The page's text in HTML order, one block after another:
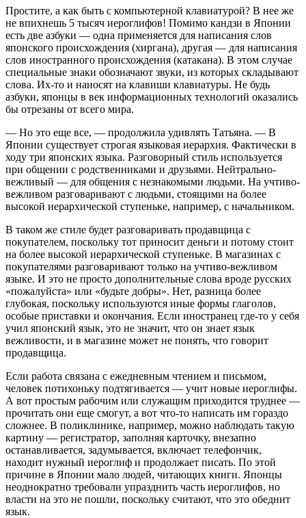
Простите, а как быть с компьютерной клавиатурой? В нее же
не впихнешь 5 тысяч иероглифов! Помимо кандзи в Японии
есть две азбуки — одна применяется для написания слов
японского происхождения (хиргана), другая — для написания
слов иностранного происхождения (катакана). В этом случае
специальные знаки обозначают звуки, из которых складывают
слова. Их-то и наносят на клавиши клавиатуры. Не будь
азбуки, японцы в век информационных технологий оказались
бы отрезаны от всего мира.
— Но это еще все, — продолжила удивлять Татьяна. — В
Японии существует строгая языковая иерархия. Фактически в
ходу три японских языка. Разговорный стиль используется
при общении с родственниками и друзьями. Нейтрально-
вежливый — для общения с незнакомыми людьми. На учтиво-
вежливом разговаривают с людьми, стоящими на более
высокой иерархической ступеньке, например, с начальником.
В таком же стиле будет разговаривать продавщица с
покупателем, поскольку тот приносит деньги и потому стоит
на более высокой иерархической ступеньке. В магазинах с
покупателями разговаривают только на учтиво-вежливом
языке. И это не просто дополнительные слова вроде русских
«пожалуйста» или «будьте добры». Нет, разница более
глубокая, поскольку используются иные формы глаголов,
особые приставки и окончания. Если иностранец где-то у себя
учил японский язык, это не значит, что он знает язык
вежливости, и в магазине может не понять, что говорит
продавщица.
Если работа связана с ежедневным чтением и письмом,
человек потихоньку подтягивается — учит новые иероглифы.
А вот простым рабочим или служащим приходится труднее —
прочитать они еще смогут, а вот что-то написать им гораздо
сложнее. В поликлинике, например, можно наблюдать такую
картину — регистратор, заполняя карточку, внезапно
останавливается, задумывается, включает телефончик,
находит нужный иероглиф и продолжает писать. По этой
причине в Японии мало людей, читающих книги. Японцы
неоднократно требовали упразднить часть иероглифов, но
власти на это не пошли, поскольку считают, что это обеднит
язык.